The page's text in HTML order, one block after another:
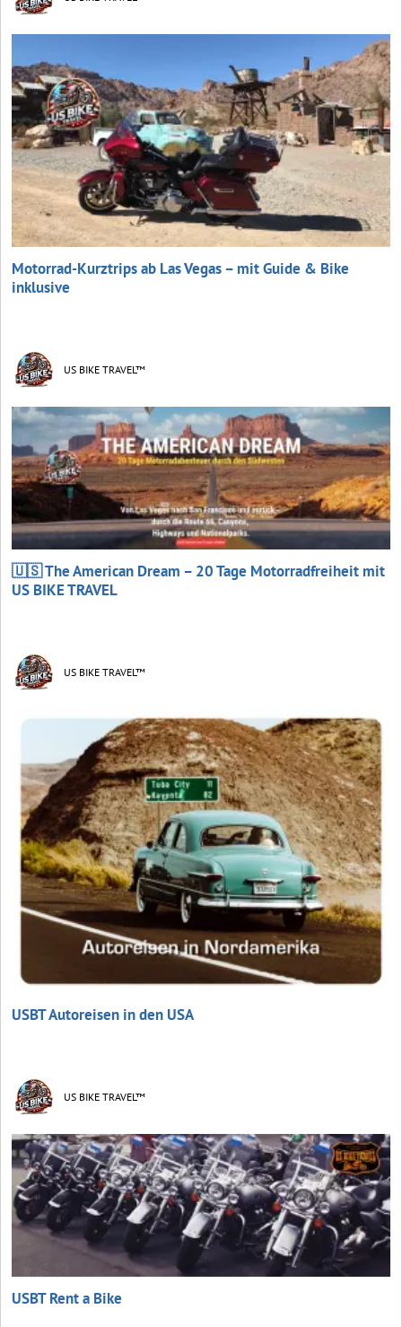
Motorrad-Kurztrips ab Las Vegas – mit Guide & Bike
inklusive
US BIKE TRAVEL™
🇺🇸 The American Dream – 20 Tage Motorradfreiheit mit
US BIKE TRAVEL
US BIKE TRAVEL™
USBT Autoreisen in den USA
US BIKE TRAVEL™
USBT Rent a Bike